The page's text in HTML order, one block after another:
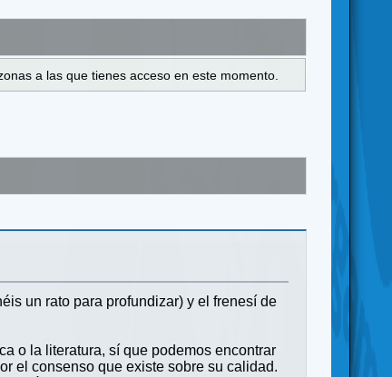
a las que tienes acceso en este momento.
un rato para profundizar) y el frenesí de
o la literatura, sí que podemos encontrar
el consenso que existe sobre su calidad.